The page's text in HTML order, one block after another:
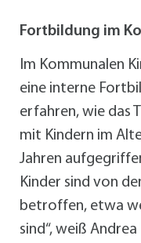
Fortbildung im
Im Kommunalen
eine interne
erfahren, wie das
mit Kindern im
Jahren
Kinder sind von
betroffen, etwa
sind“, weiß